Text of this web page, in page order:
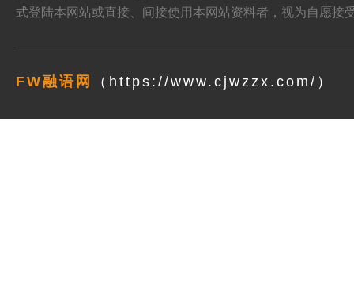
式登陆本网站或直接、间接使用本网站资料者，视为自愿接
FW融语网 （https://www.cjwzzx.com/）